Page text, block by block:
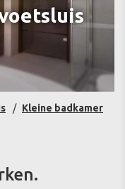
Kleine badkamer